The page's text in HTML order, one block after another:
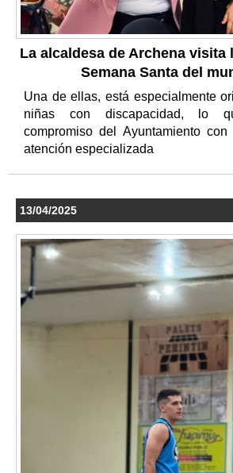
La alcaldesa de Archena visita
Semana Santa del
Una de ellas, está especialmente
niñas con discapacidad, lo
compromiso del Ayuntamiento
atención especializada
13/04/2025